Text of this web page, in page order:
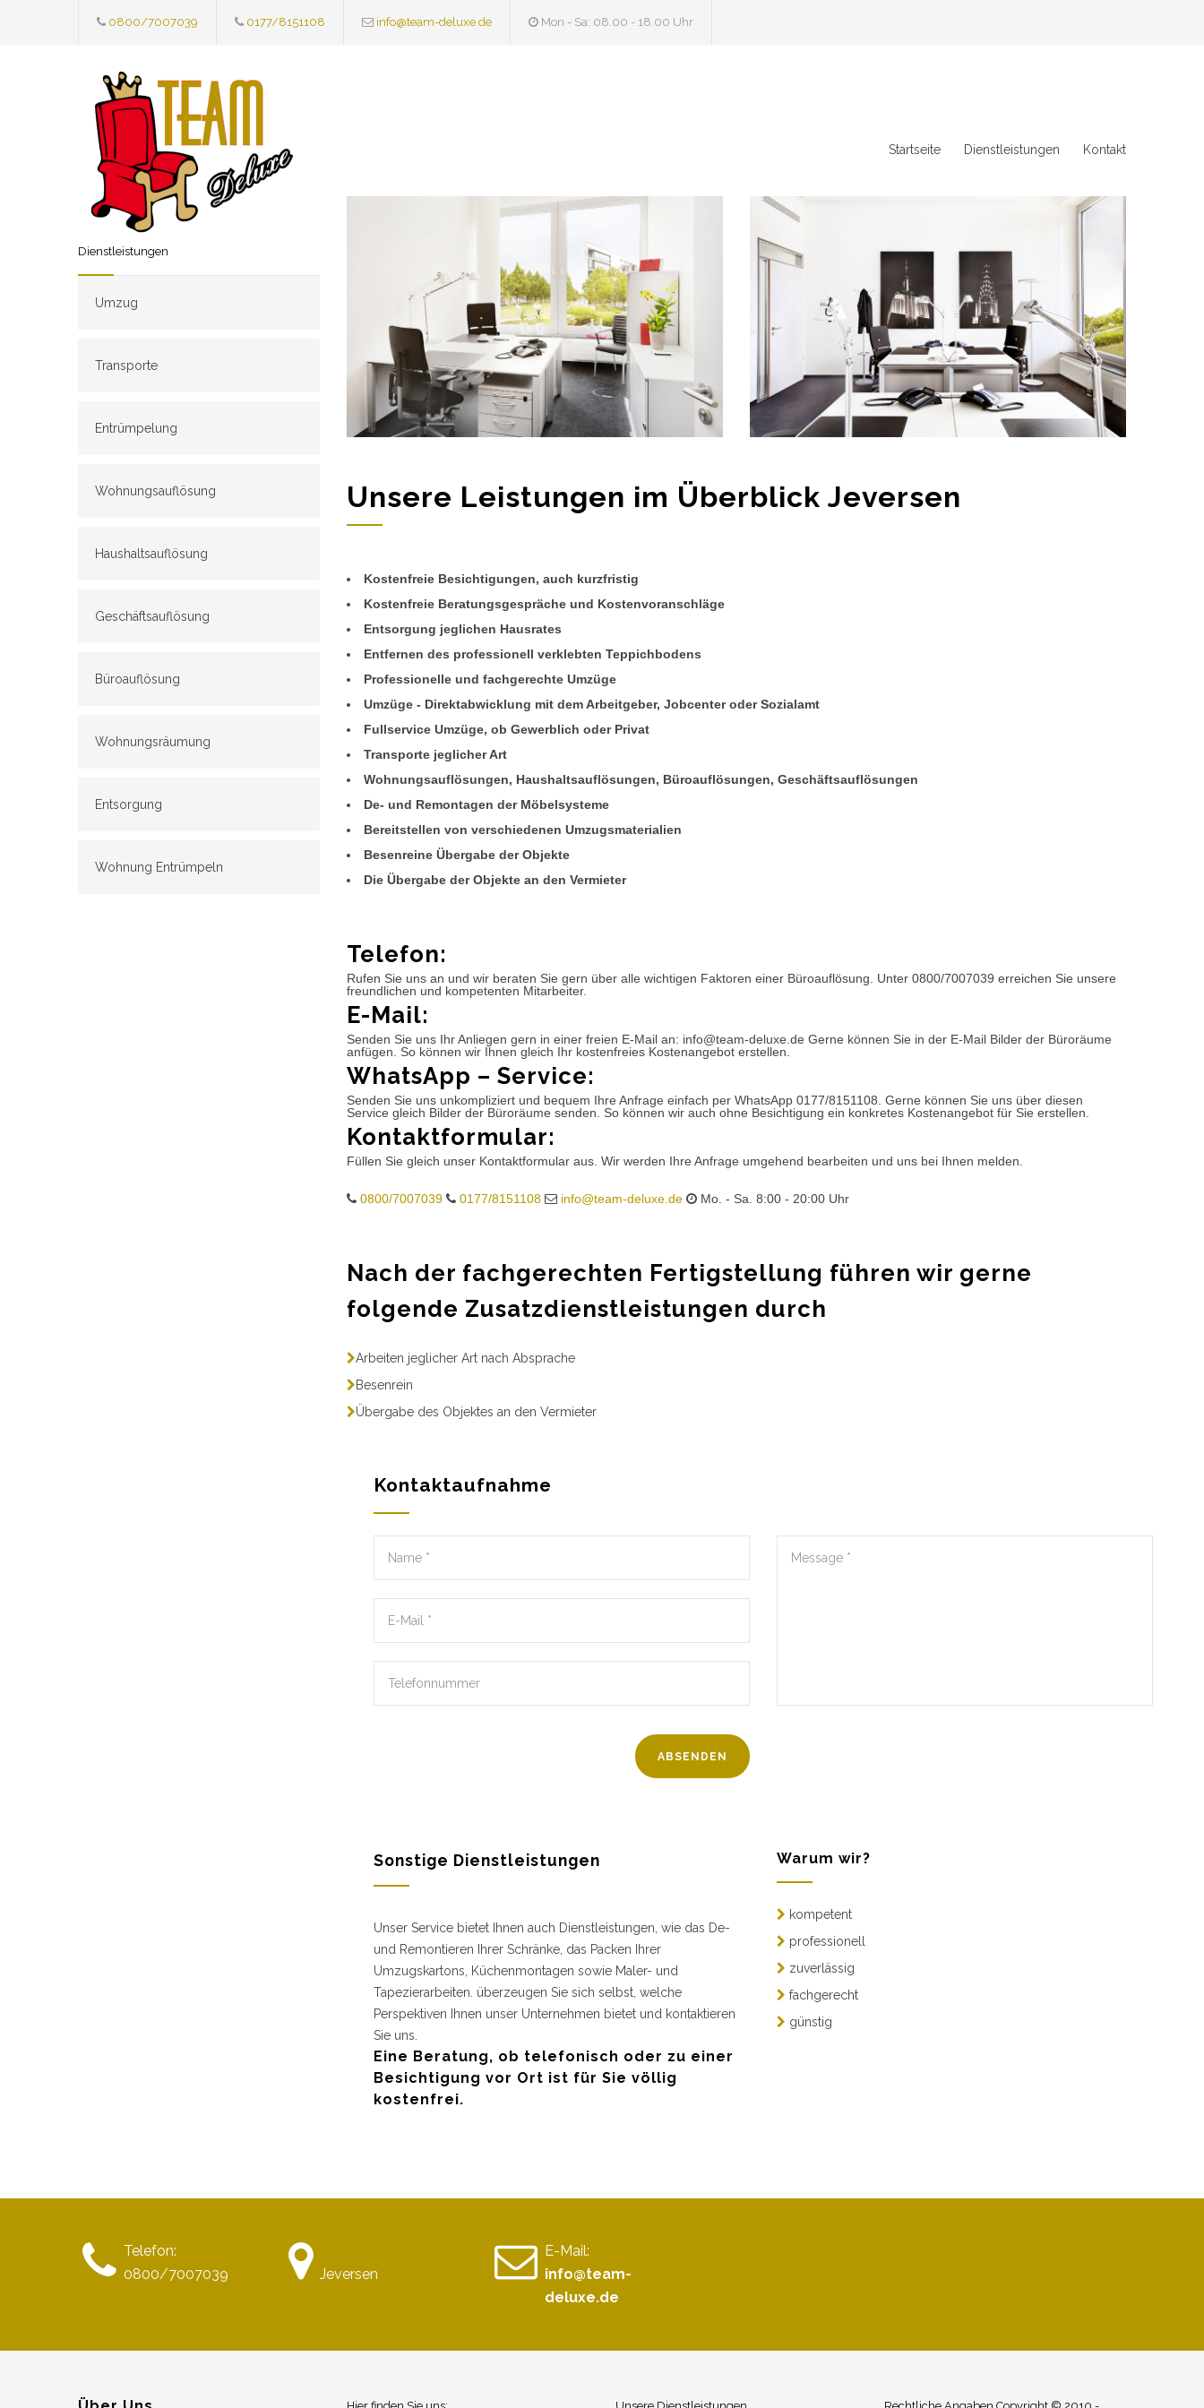
0800/7007039 0177/8151108 info@team-deluxe.de Mon - Sa: 08.00 - 18.00 Uhr
Startseite Dienstleistungen Kontakt
Dienstleistungen
Umzug
Transporte
Entrümpelung
Wohnungsauflösung
Haushaltsauflösung
Geschäftsauflösung
Büroauflösung
Wohnungsräumung
Entsorgung
Wohnung Entrümpeln
Unsere Leistungen im Überblick Jeversen
Kostenfreie Besichtigungen, auch kurzfristig
Kostenfreie Beratungsgespräche und Kostenvoranschläge
Entsorgung jeglichen Hausrates
Entfernen des professionell verklebten Teppichbodens
Professionelle und fachgerechte Umzüge
Umzüge - Direktabwicklung mit dem Arbeitgeber, Jobcenter oder Sozialamt
Fullservice Umzüge, ob Gewerblich oder Privat
Transporte jeglicher Art
Wohnungsauflösungen, Haushaltsauflösungen, Büroauflösungen, Geschäftsauflösungen
De- und Remontagen der Möbelsysteme
Bereitstellen von verschiedenen Umzugsmaterialien
Besenreine Übergabe der Objekte
Die Übergabe der Objekte an den Vermieter
Telefon:
Rufen Sie uns an und wir beraten Sie gern über alle wichtigen Faktoren einer Büroauflösung. Unter 0800/7007039 erreichen Sie unsere
freundlichen und kompetenten Mitarbeiter.
E-Mail:
Senden Sie uns Ihr Anliegen gern in einer freien E-Mail an: info@team-deluxe.de Gerne können Sie in der E-Mail Bilder der Büroräume
anfügen. So können wir Ihnen gleich Ihr kostenfreies Kostenangebot erstellen.
WhatsApp – Service:
Senden Sie uns unkompliziert und bequem Ihre Anfrage einfach per WhatsApp 0177/8151108. Gerne können Sie uns über diesen
Service gleich Bilder der Büroräume senden. So können wir auch ohne Besichtigung ein konkretes Kostenangebot für Sie erstellen.
Kontaktformular:
Füllen Sie gleich unser Kontaktformular aus. Wir werden Ihre Anfrage umgehend bearbeiten und uns bei Ihnen melden.
0800/7007039 0177/8151108 info@team-deluxe.de Mo. - Sa. 8:00 - 20:00 Uhr
Nach der fachgerechten Fertigstellung führen wir gerne
folgende Zusatzdienstleistungen durch
Arbeiten jeglicher Art nach Absprache
Besenrein
Übergabe des Objektes an den Vermieter
Kontaktaufnahme
Sonstige Dienstleistungen
Unser Service bietet Ihnen auch Dienstleistungen, wie das De-
und Remontieren Ihrer Schränke, das Packen Ihrer
Umzugskartons, Küchenmontagen sowie Maler- und
Tapezierarbeiten. überzeugen Sie sich selbst, welche
Perspektiven Ihnen unser Unternehmen bietet und kontaktieren
Sie uns.
Eine Beratung, ob telefonisch oder zu einer
Besichtigung vor Ort ist für Sie völlig
kostenfrei.
Warum wir?
kompetent
professionell
zuverlässig
fachgerecht
günstig
Telefon:
0800/7007039
Jeversen
E-Mail:
info@team-
deluxe.de